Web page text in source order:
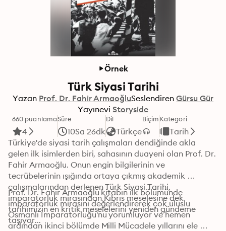
Örnek
Türk Siyasi Tarihi
Yazan Prof. Dr. Fahir ArmaoğluSeslendiren Gürsu Gür
Yayınevi Storyside
660 puanlama
4
Süre
10Sa 26dk
Dil
Türkçe
BiçimKategori
Tarih
Türkiye'de siyasi tarih çalışmaları dendiğinde akla
gelen ilk isimlerden biri, sahasının duayeni olan Prof. Dr.
Fahir Armaoğlu. Onun engin bilgilerinin ve
tecrübelerinin ışığında ortaya çıkmış akademik
çalışmalarından derlenen Türk Siyasi Tarihi,
imparatorluk mirasından Kıbrıs meselesine dek
tarihimizin en kritik meselelerini yeniden gündeme
taşıyor...
Prof. Dr. Fahir Armaoğlu kitabın ilk bölümünde
imparatorluk mirasını değerlendirerek çok uluslu
Osmanlı İmparatorluğu'nu yorumluyor ve hemen
ardından ikinci bölümde Milli Mücadele yıllarını ele